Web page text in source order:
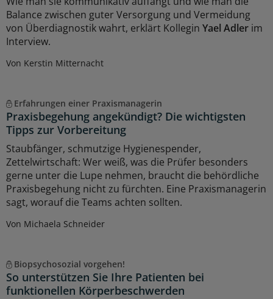
Balance zwischen guter Versorgung und Vermeidung
von Überdiagnostik wahrt, erklärt Kollegin Yael Adler im
Interview.
Von Kerstin Mitternacht
Erfahrungen einer Praxismanagerin
Praxisbegehung angekündigt? Die wichtigsten
Tipps zur Vorbereitung
Staubfänger, schmutzige Hygienespender,
Zettelwirtschaft: Wer weiß, was die Prüfer besonders
gerne unter die Lupe nehmen, braucht die behördliche
Praxisbegehung nicht zu fürchten. Eine Praxismanagerin
sagt, worauf die Teams achten sollten.
Von Michaela Schneider
Biopsychosozial vorgehen!
So unterstützen Sie Ihre Patienten bei
funktionellen Körperbeschwerden